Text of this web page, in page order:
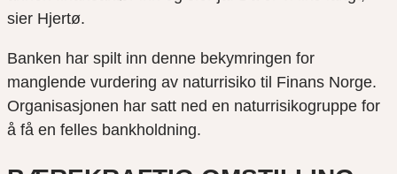
sier Hjertø.
Banken har spilt inn denne bekymringen for
manglende vurdering av naturrisiko til Finans Norge.
Organisasjonen har satt ned en naturrisikogruppe for
å få en felles bankholdning.